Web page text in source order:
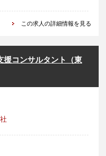
この求人の詳細情報を見る
援コンサルタント（東